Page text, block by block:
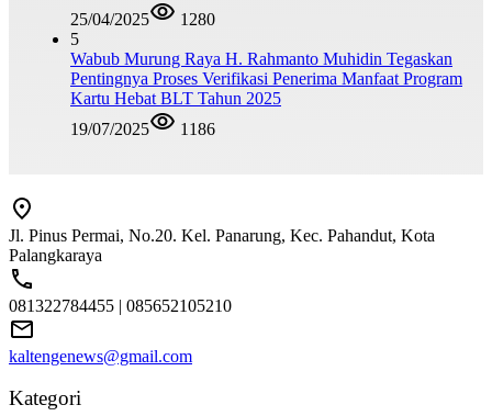
25/04/2025
1280
5
Wabub Murung Raya H. Rahmanto Muhidin Tegaskan
Pentingnya Proses Verifikasi Penerima Manfaat Program
Kartu Hebat BLT Tahun 2025
19/07/2025
1186
Jl. Pinus Permai, No.20. Kel. Panarung, Kec. Pahandut, Kota
Palangkaraya
081322784455 | 085652105210
kaltengenews@gmail.com
Kategori